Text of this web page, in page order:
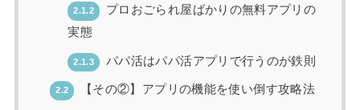
2.1.2
プロおごられ屋ばかりの無料アプリの
実態
2.1.3 パパ活はパパ活アプリで行うのが鉄則
2.2 【その②】アプリの機能を使い倒す攻略法